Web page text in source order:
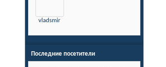
vladsmir
Последние посетители